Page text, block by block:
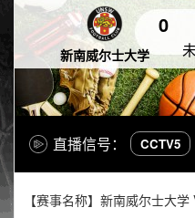
新南威尔士大学
0
直播信号： CCTV5
【赛事名称】新南威尔士大